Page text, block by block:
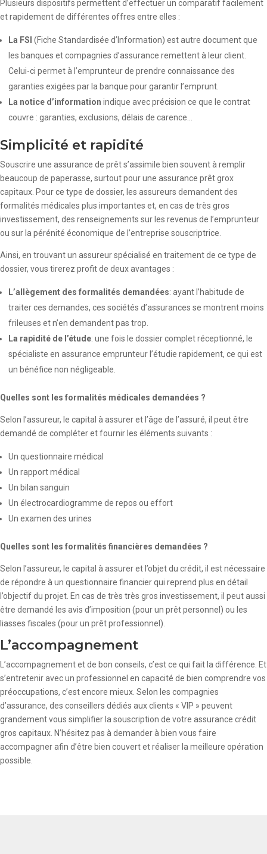
Plusieurs dispositifs permettent d’effectuer un comparatif facilement
et rapidement de différentes offres entre elles :
La FSI (Fiche Standardisée d’Information) est autre document que
les banques et compagnies d’assurance remettent à leur client.
Celui-ci permet à l’emprunteur de prendre connaissance des
garanties exigées par la banque pour garantir l’emprunt.
La notice d’information indique avec précision ce que le contrat
couvre : garanties, exclusions, délais de carence…
Simplicité et rapidité
Souscrire une assurance de prêt s’assimile bien souvent à remplir
beaucoup de paperasse, surtout pour une assurance prêt grox
capitaux. Pour ce type de dossier, les assureurs demandent des
formalités médicales plus importantes et, en cas de très gros
investissement, des renseignements sur les revenus de l’emprunteur
ou sur la pérénité économique de l’entreprise souscriptrice.
Ainsi, en trouvant un assureur spécialisé en traitement de ce type de
dossier, vous tirerez profit de deux avantages :
L’allègement des formalités demandées: ayant l’habitude de
traiter ces demandes, ces sociétés d’assurances se montrent moins
frileuses et n’en demandent pas trop.
La rapidité de l’étude: une fois le dossier complet réceptionné, le
spécialiste en assurance emprunteur l’étudie rapidement, ce qui est
un bénéfice non négligeable.
Quelles sont les formalités médicales demandées ?
Selon l’assureur, le capital à assurer et l’âge de l’assuré, il peut être
demandé de compléter et fournir les éléments suivants :
Un questionnaire médical
Un rapport médical
Un bilan sanguin
Un électrocardiogramme de repos ou effort
Un examen des urines
Quelles sont les formalités financières demandées ?
Selon l’assureur, le capital à assurer et l’objet du crédit, il est nécessaire
de répondre à un questionnaire financier qui reprend plus en détail
l’objectif du projet. En cas de très très gros investissement, il peut aussi
être demandé les avis d’imposition (pour un prêt personnel) ou les
liasses fiscales (pour un prêt professionnel).
L’accompagnement
L’accompagnement et de bon conseils, c’est ce qui fait la différence. Et
s’entretenir avec un professionnel en capacité de bien comprendre vos
préoccupations, c’est encore mieux. Selon les compagnies
d’assurance, des conseillers dédiés aux clients « VIP » peuvent
grandement vous simplifier la souscription de votre assurance crédit
gros capitaux. N’hésitez pas à demander à bien vous faire
accompagner afin d’être bien couvert et réaliser la meilleure opération
possible.